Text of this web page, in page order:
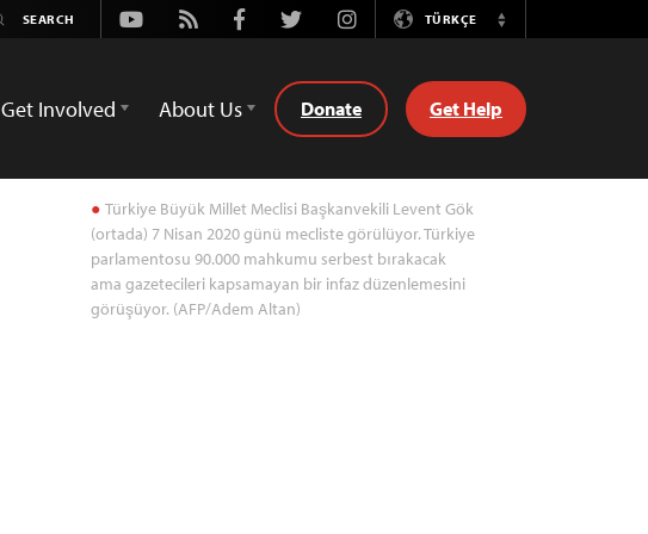
Youtube
Rss FacebookTwitterInstagramTÜRKÇE
Switch
Get Involved About Us Donate Get Help
Türkiye Büyük Millet Meclisi Başkanvekili Levent Gök
(ortada) 7 Nisan 2020 günü mecliste görülüyor. Türkiye
parlamentosu 90.000 mahkumu serbest bırakacak
ama gazetecileri kapsamayan bir infaz düzenlemesini
görüşüyor. (AFP/Adem Altan)